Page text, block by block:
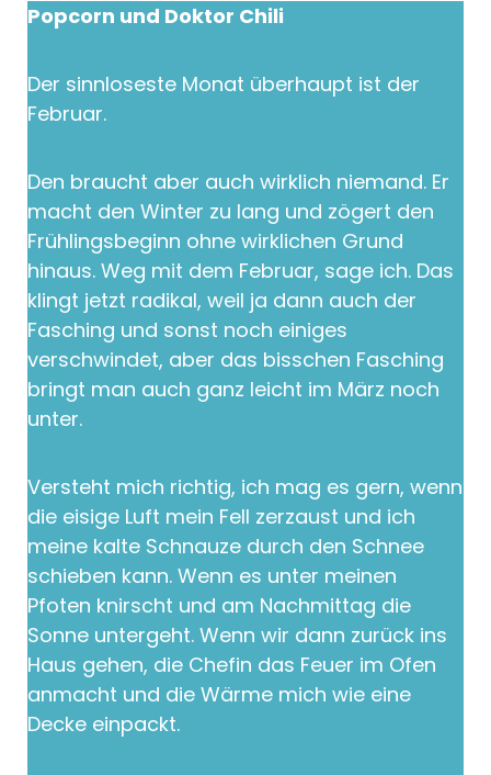
Popcorn und Doktor Chili
Der sinnloseste Monat überhaupt ist der
Februar.
Den braucht aber auch wirklich niemand. Er
macht den Winter zu lang und zögert den
Frühlingsbeginn ohne wirklichen Grund
hinaus. Weg mit dem Februar, sage ich. Das
klingt jetzt radikal, weil ja dann auch der
Fasching und sonst noch einiges
verschwindet, aber das bisschen Fasching
bringt man auch ganz leicht im März noch
unter.
Versteht mich richtig, ich mag es gern, wenn
die eisige Luft mein Fell zerzaust und ich
meine kalte Schnauze durch den Schnee
schieben kann. Wenn es unter meinen
Pfoten knirscht und am Nachmittag die
Sonne untergeht. Wenn wir dann zurück ins
Haus gehen, die Chefin das Feuer im Ofen
anmacht und die Wärme mich wie eine
Decke einpackt.